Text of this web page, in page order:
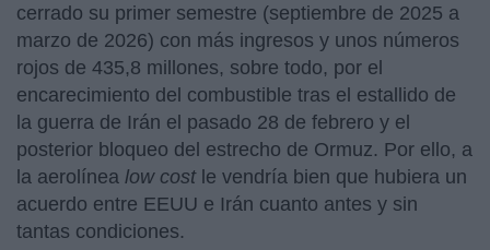
cerrado su primer semestre (septiembre de 2025 a
marzo de 2026) con más ingresos y unos números
rojos de 435,8 millones, sobre todo, por el
encarecimiento del combustible tras el estallido de
la guerra de Irán el pasado 28 de febrero y el
posterior bloqueo del estrecho de Ormuz. Por ello, a
la aerolínea low cost le vendría bien que hubiera un
acuerdo entre EEUU e Irán cuanto antes y sin
tantas condiciones.